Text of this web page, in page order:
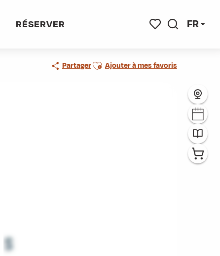
FR
RÉSERVER
PartagerAjouter aux favoris
Ajouter à mes favoris